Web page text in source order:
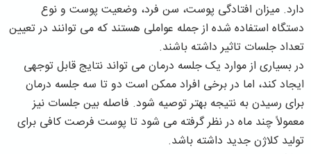
دارد. میزان افتادگی پوست، سن فرد، وضعیت پوست و نوع
دستگاه استفاده شده از جمله عواملی هستند که می توانند در تعیین
تعداد جلسات تاثیر داشته باشند.
در بسیاری از موارد یک جلسه درمان می تواند نتایج قابل توجهی
ایجاد کند، اما در برخی افراد ممکن است دو تا سه جلسه درمان
برای رسیدن به نتیجه بهتر توصیه شود. فاصله بین جلسات نیز
معمولاً چند ماه در نظر گرفته می شود تا پوست فرصت کافی برای
تولید کلاژن جدید داشته باشد.